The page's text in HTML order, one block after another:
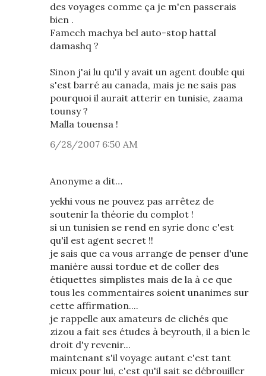
des voyages comme ça je m'en passerais
bien .
Famech machya bel auto-stop hattal
damashq ?
Sinon j'ai lu qu'il y avait un agent double qui
s'est barré au canada, mais je ne sais pas
pourquoi il aurait atterir en tunisie, zaama
tounsy ?
Malla touensa !
6/28/2007 6:50 AM
Anonyme a dit…
yekhi vous ne pouvez pas arrêtez de
soutenir la théorie du complot !
si un tunisien se rend en syrie donc c'est
qu'il est agent secret !!
je sais que ca vous arrange de penser d'une
manière aussi tordue et de coller des
étiquettes simplistes mais de la à ce que
tous les commentaires soient unanimes sur
cette affirmation....
je rappelle aux amateurs de clichés que
zizou a fait ses études à beyrouth, il a bien le
droit d'y revenir...
maintenant s'il voyage autant c'est tant
mieux pour lui, c'est qu'il sait se débrouiller